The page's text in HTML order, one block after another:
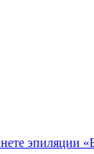
эпиляции